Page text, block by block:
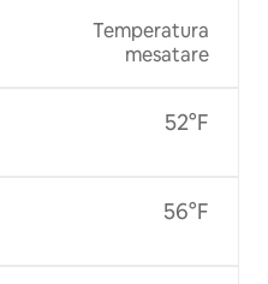
Temperatura
mesatare
52°F
56°F